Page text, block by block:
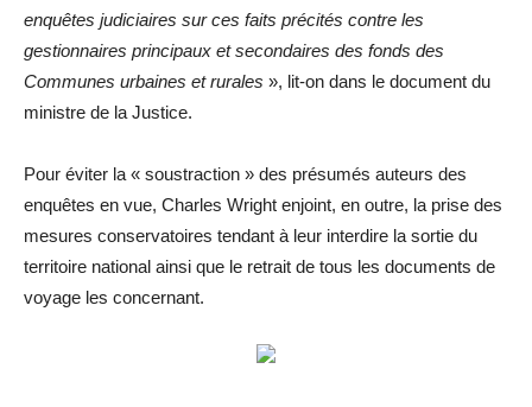
enquêtes judiciaires sur ces faits précités contre les
gestionnaires principaux et secondaires des fonds des
Communes urbaines et rurales », lit-on dans le document du
ministre de la Justice.
Pour éviter la « soustraction » des présumés auteurs des
enquêtes en vue, Charles Wright enjoint, en outre, la prise des
mesures conservatoires tendant à leur interdire la sortie du
territoire national ainsi que le retrait de tous les documents de
voyage les concernant.